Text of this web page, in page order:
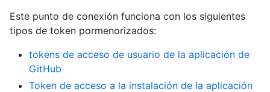
Este punto de conexión funciona con los siguientes
tipos de token pormenorizados:
tokens de acceso de usuario de la aplicación de
GitHub
Token de acceso a la instalación de la aplicación